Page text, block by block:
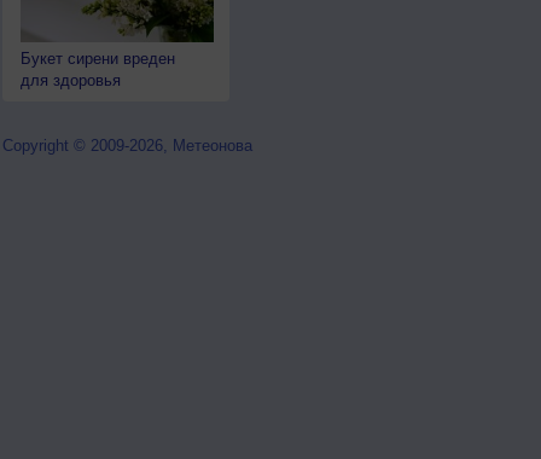
Букет сирени вреден
для здоровья
Copyright © 2009-2026, Метеонова